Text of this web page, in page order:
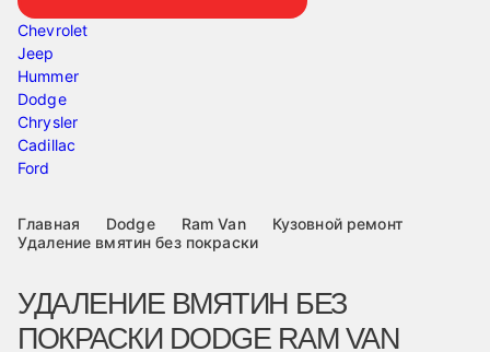
Chevrolet
Jeep
Hummer
Dodge
Chrysler
Cadillac
Ford
Главная Dodge Ram Van
Кузовной ремонт
Удаление вмятин без покраски
УДАЛЕНИЕ ВМЯТИН БЕЗ
ПОКРАСКИ DODGE RAM VAN